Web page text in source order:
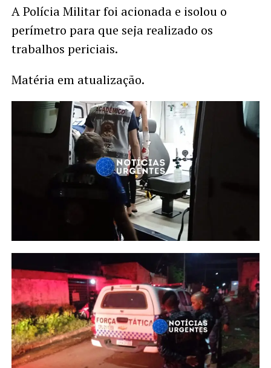
A Polícia Militar foi acionada e isolou o
perímetro para que seja realizado os
trabalhos periciais.
Matéria em atualização.